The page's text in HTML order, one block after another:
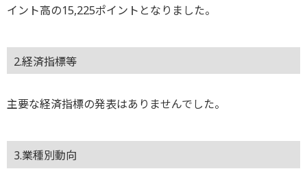
イント高の15,225ポイントとなりました。
2.経済指標等
主要な経済指標の発表はありませんでした。
3.業種別動向